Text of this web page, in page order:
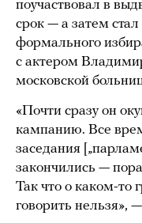
поучаствовал в
срок — а затем
формального
с актером
московской
«Почти сразу он
кампанию. Все
заседания
закончились —
Так что о каком-то
говорить нельзя»,